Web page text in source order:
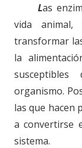
Las
vida
transformar
la
organismo.
las que hacen
a convertirse
sistema.